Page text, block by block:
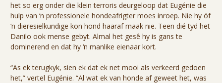
het so erg onder die klein terroris deurgeloop dat Eugénie die
hulp van ‘n professionele hondeafrigter moes inroep. Nie hy óf
‘n dieresielkundige kon hond haaraf maak nie. Teen dié tyd het
Danilo ook mense gebyt. Almal het gesê hy is gans te
dominerend en dat hy ‘n manlike eienaar kort.
“As ek terugkyk, sien ek dat ek net mooi als verkeerd gedoen
het,” vertel Eugénie. “Al wat ek van honde af geweet het, was